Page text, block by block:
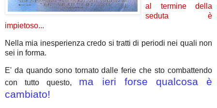
al termine della
seduta è
impietoso...
Nella mia inesperienza credo si tratti di periodi nei quali non
sei in forma.
E' da quando sono tornato dalle ferie che sto combattendo
con tutto questo, ma ieri forse qualcosa è
cambiato!